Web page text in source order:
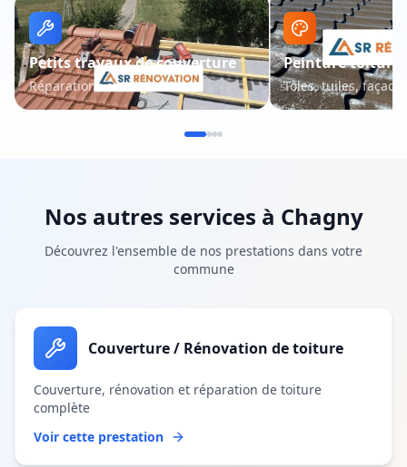
Petits travaux de couverture
Réparations et entretien
Peinture toiture
Tôles, tuiles,
Nos autres services à Chagny
Découvrez l'ensemble de nos prestations dans votre
commune
Couverture / Rénovation de toiture
Couverture, rénovation et réparation de toiture
complète
Voir cette prestation